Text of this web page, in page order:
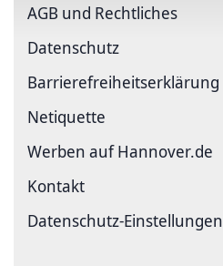
AGB und Rechtliches
Datenschutz
Barriere­freiheits­erklärung
Netiquette
Werben auf Hannover.de
Kontakt
Datenschutz-Einstellungen